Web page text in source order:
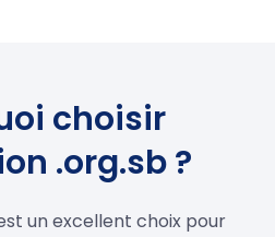
choisir
.org.sb ?
un excellent choix pour